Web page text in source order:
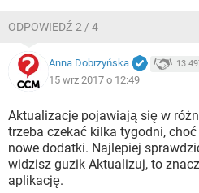
ODPOWIEDŹ 2 / 4
Anna Dobrzyńska 13
15 wrz 2017 o 12:49
Aktualizacje pojawiają się w
trzeba czekać kilka tygodni,
nowe dodatki. Najlepiej
widzisz guzik Aktualizuj, to
aplikację.